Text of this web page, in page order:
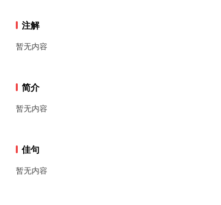
注解
暂无内容
简介
暂无内容
佳句
暂无内容